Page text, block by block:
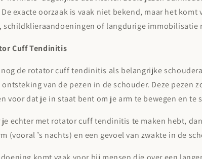
exacte oorzaak is vaak niet bekend, maar het komt
schildklieraandoeningen of langdurige immobilisatie
Cuff Tendinitis
nog de rotator cuff tendinitis als belangrijke
ontsteking van de pezen in de schouder. Deze pezen
voor dat je in staat bent om je arm te bewegen en te
je echter met rotator cuff tendinitis te maken hebt,
(vooral ’s nachts) en een gevoel van zwakte in de